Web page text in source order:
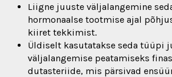
Liigne juuste väljalangemine
hormonaalse tootmise ajal
kiiret tekkimist.
Üldiselt kasutatakse seda tüüpi
väljalangemise peatamiseks
dutasteriide, mis pärsivad